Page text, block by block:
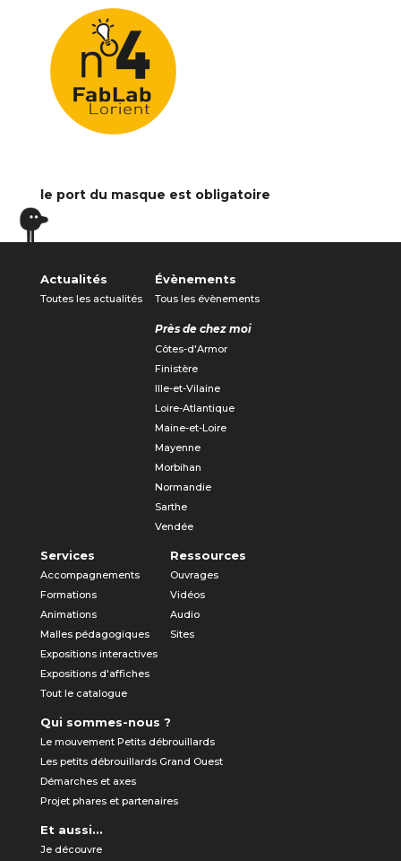
le port du masque est obligatoire
Actualités
Toutes les actualités
Évènements
Tous les évènements
Près de chez moi
Côtes-d'Armor
Finistère
Ille-et-Vilaine
Loire-Atlantique
Maine-et-Loire
Mayenne
Morbihan
Normandie
Sarthe
Vendée
Services
Accompagnements
Formations
Animations
Malles pédagogiques
Expositions interactives
Expositions d'affiches
Tout le catalogue
Ressources
Ouvrages
Vidéos
Audio
Sites
Qui sommes-nous ?
Le mouvement Petits débrouillards
Les petits débrouillards Grand Ouest
Démarches et axes
Projet phares et partenaires
Et aussi...
Je découvre